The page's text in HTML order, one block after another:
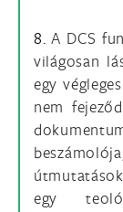
8. A DCS
világosan
egy
nem
egy